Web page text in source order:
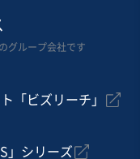
グループ会社です
「ビズリーチ」
」シリーズ